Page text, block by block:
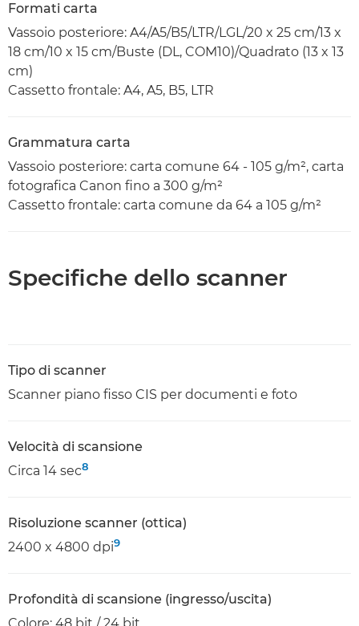
Formati carta
Vassoio posteriore: A4/A5/B5/LTR/LGL/20 x 25 cm/13 x
18 cm/10 x 15 cm/Buste (DL, COM10)/Quadrato (13 x 13
cm)
Cassetto frontale: A4, A5, B5, LTR
Grammatura carta
Vassoio posteriore: carta comune 64 - 105 g/m², carta
fotografica Canon fino a 300 g/m²
Cassetto frontale: carta comune da 64 a 105 g/m²
Specifiche dello scanner
Tipo di scanner
Scanner piano fisso CIS per documenti e foto
Velocità di scansione
Circa 14 sec8
Risoluzione scanner (ottica)
2400 x 4800 dpi9
Profondità di scansione (ingresso/uscita)